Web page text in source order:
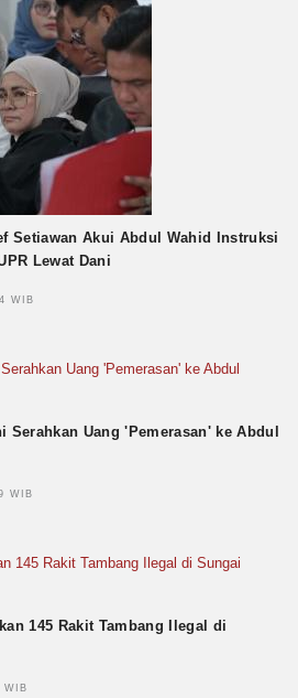
Setiawan Akui Abdul Wahid Instruksi
Lewat Dani
WIB
Serahkan Uang 'Pemerasan' ke Abdul
WIB
145 Rakit Tambang Ilegal di
WIB